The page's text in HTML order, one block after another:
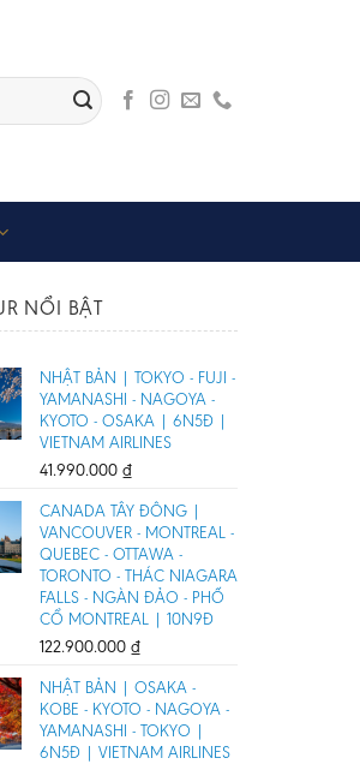
NỔI BẬT
NHẬT BẢN | TOKYO - FUJI -
YAMANASHI - NAGOYA -
KYOTO - OSAKA | 6N5Đ |
VIETNAM AIRLINES
41.990.000 ₫
CANADA TÂY ĐÔNG |
VANCOUVER - MONTREAL -
QUEBEC - OTTAWA -
TORONTO - THÁC NIAGARA
FALLS - NGÀN ĐẢO - PHỐ
CỔ MONTREAL | 10N9Đ
122.900.000 ₫
NHẬT BẢN | OSAKA -
KOBE - KYOTO - NAGOYA -
YAMANASHI - TOKYO |
6N5Đ | VIETNAM AIRLINES